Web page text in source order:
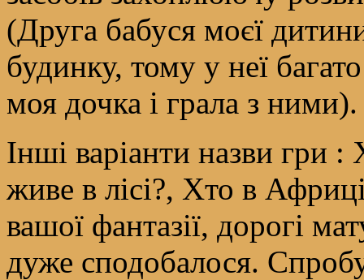
(Друга бабуся моєї
будинку, тому у неї
моя дочка і грала з ними).
Інші варіанти назви гри
живе в лісі?, Хто в
вашої фантазії, дорогі
дуже сподобалося.